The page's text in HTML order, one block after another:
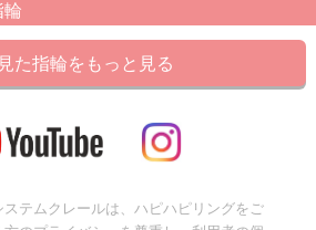
輪
た指輪をもっと見る
ステムクレールは、ハピハピリングをご